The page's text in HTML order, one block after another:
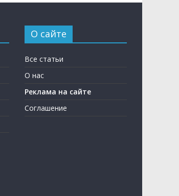
О сайте
Все статьи
О нас
Реклама на сайте
Соглашение